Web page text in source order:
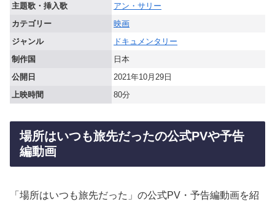
主題歌・挿入歌
アン・サリー
カテゴリー
映画
ジャンル
ドキュメンタリー
制作国
日本
公開日
2021年10月29日
上映時間
80分
場所はいつも旅先だったの公式PVや予告
編動画
「場所はいつも旅先だった」の公式PV・予告編動画を紹